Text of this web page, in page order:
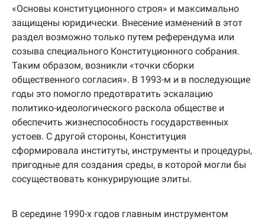
«Основы конституционного строя» и максимально
защищены юридически. Внесение изменений в этот
раздел возможно только путем референдума или
созыва специального Конституционного собрания.
Таким образом, возникли «точки сборки
общественного согласия». В 1993-м и в последующие
годы это помогло предотвратить эскалацию
политико-идеологического раскола обществе и
обеспечить жизнеспособность государственных
устоев. С другой стороны, Конституция
сформировала институты, инструменты и процедуры,
пригодные для создания среды, в которой могли бы
сосуществовать конкурирующие элиты.
В середине 1990-х годов главным инструментом